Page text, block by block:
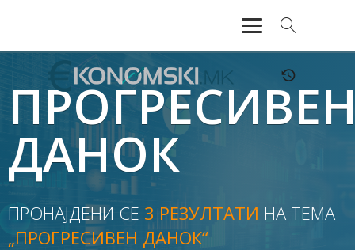
АКТУЕЛНО
ЕКОНОМИЈА
ФИНАНСИИ
БАНКАРСТВО
ЖИВОТ
ДАНОК
ПРОНАЈДЕНИ СЕ 3 РЕЗУЛТАТИ НА ТЕМА
„ПРОГРЕСИВЕН ДАНОК“